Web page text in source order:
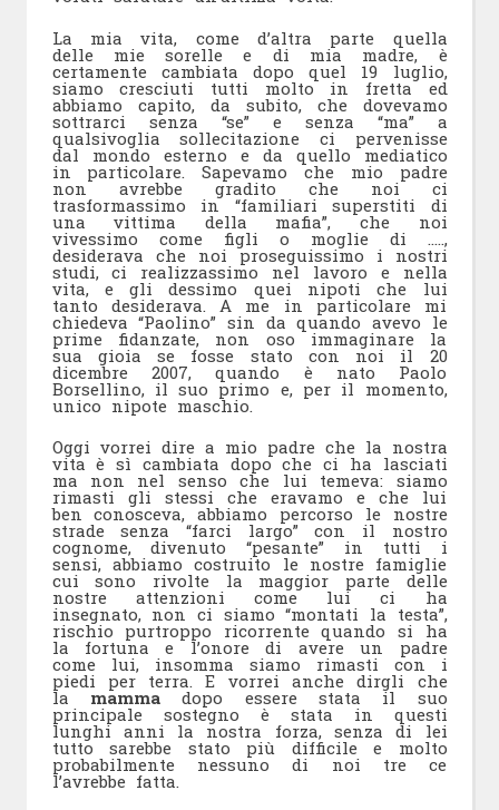
La mia vita, come d’altra parte quella
delle mie sorelle e di mia madre, è
certamente cambiata dopo quel 19 luglio,
siamo cresciuti tutti molto in fretta ed
abbiamo capito, da subito, che dovevamo
sottrarci senza “se” e senza “ma” a
qualsivoglia sollecitazione ci pervenisse
dal mondo esterno e da quello mediatico
in particolare. Sapevamo che mio padre
non avrebbe gradito che noi ci
trasformassimo in “familiari superstiti di
una vittima della mafia”, che noi
vivessimo come figli o moglie di …..,
desiderava che noi proseguissimo i nostri
studi, ci realizzassimo nel lavoro e nella
vita, e gli dessimo quei nipoti che lui
tanto desiderava. A me in particolare mi
chiedeva “Paolino” sin da quando avevo le
prime fidanzate, non oso immaginare la
sua gioia se fosse stato con noi il 20
dicembre 2007, quando è nato Paolo
Borsellino, il suo primo e, per il momento,
unico nipote maschio.
Oggi vorrei dire a mio padre che la nostra
vita è sì cambiata dopo che ci ha lasciati
ma non nel senso che lui temeva: siamo
rimasti gli stessi che eravamo e che lui
ben conosceva, abbiamo percorso le nostre
strade senza “farci largo” con il nostro
cognome, divenuto “pesante” in tutti i
sensi, abbiamo costruito le nostre famiglie
cui sono rivolte la maggior parte delle
nostre attenzioni come lui ci ha
insegnato, non ci siamo “montati la testa”,
rischio purtroppo ricorrente quando si ha
la fortuna e l’onore di avere un padre
come lui, insomma siamo rimasti con i
piedi per terra. E vorrei anche dirgli che
la mammadopo essere stata il suo
principale sostegno è stata in questi
lunghi anni la nostra forza, senza di lei
tutto sarebbe stato più difficile e molto
probabilmente nessuno di noi tre ce
l’avrebbe fatta.